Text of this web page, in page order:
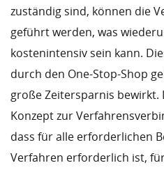
zuständig sind, können die
geführt werden, was
kostenintensiv sein kann.
durch den One-Stop-Shop
große Zeitersparnis bewirkt.
Konzept zur
dass für alle erforderlichen
Verfahren erforderlich ist,